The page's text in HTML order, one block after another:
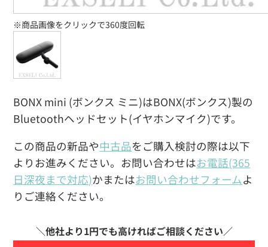
BONX mini (ボンクス ミニ)はBONX(ボンクス)製の
Bluetoothヘッドセット(イヤホンマイク)です。
この商品の新品や中古品をご購入検討の際は以下
よりお進みください。お問い合わせはお電話(365
日深夜まで対応)かまたはお問い合わせフォームよ
りご連絡ください。
※商品画像をクリックで360度回転